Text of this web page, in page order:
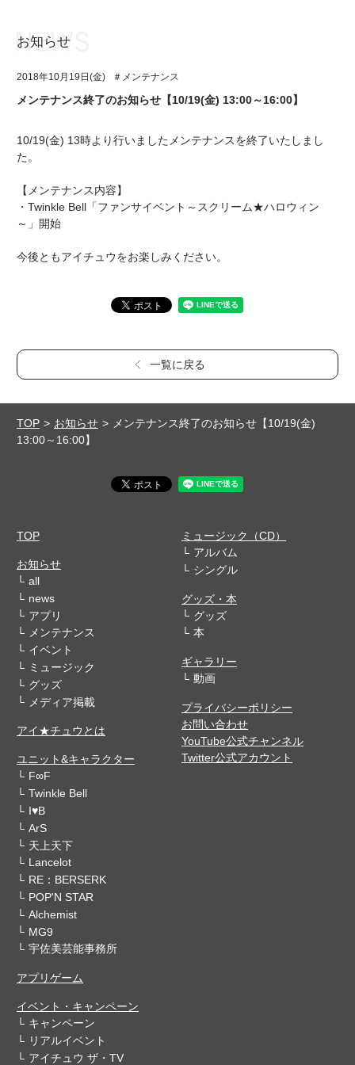
イベント・キャンペーン
アプリゲーム
イベント・キャンペーン
お知らせ
2018年10月19日(金) ＃メンテナンス
メンテナンス終了のお知らせ【10/19(金) 13:00～16:00】
10/19(金) 13時より行いましたメンテナンスを終了いたしまし
た。
【メンテナンス内容】
・Twinkle Bell「ファンサイベント～スクリーム★ハロウィン
～」開始
今後ともアイチュウをお楽しみください。
一覧に戻る
TOP お知らせ
メンテナンス終了のお知らせ【10/19(金)
13:00～16:00】
TOP
お知らせ
all
news
アプリ
メンテナンス
イベント
ミュージック
グッズ
メディア掲載
アイ★チュウとは
ユニット&キャラクター
F∞F
Twinkle Bell
I♥B
ArS
天上天下
Lancelot
RE：BERSERK
POP'N STAR
Alchemist
MG9
宇佐美芸能事務所
アプリゲーム
イベント・キャンペーン
キャンペーン
リアルイベント
アイチュウ ザ・TV
ミュージック（CD）
アルバム
シングル
グッズ・本
グッズ
本
ギャラリー
動画
プライバシーポリシー
お問い合わせ
YouTube公式チャンネル
Twitter公式アカウント